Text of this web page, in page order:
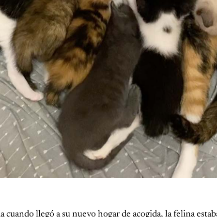
cuando llegó a su nuevo hogar de acogida, la felina